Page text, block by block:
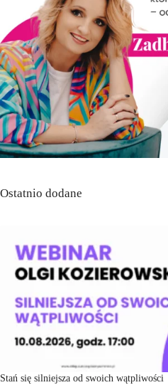
Ostatnio dodane
Stań się silniejsza od swoich wątpliwości